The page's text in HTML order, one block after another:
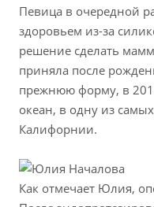
Певица в очередной
здоровьем из-за
решение сделать
приняла после
прежнюю форму, в
океан, в одну из
Калифорнии.
Как отмечает Юлия,